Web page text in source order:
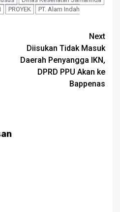
PROYEK
PT. Alam Indah
Next
Diisukan Tidak Masuk
Daerah Penyangga IKN,
DPRD PPU Akan ke
Bappenas